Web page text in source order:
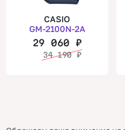
CASIO
GM-2100N-2A
29 060₽
34 190 ₽